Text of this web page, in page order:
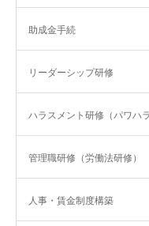
助成金手続
リーダーシップ研修
ハラスメント研修（パワハ
管理職研修（労働法研修）
人事・賃金制度構築